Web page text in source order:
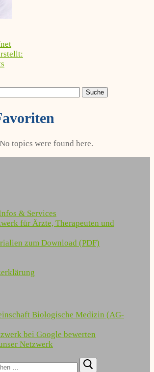
topics were found here.
& Services
für Ärzte, Therapeuten und
zum Download (PDF)
Biologische Medizin (AG-
bei Google bewerten
Netzwerk